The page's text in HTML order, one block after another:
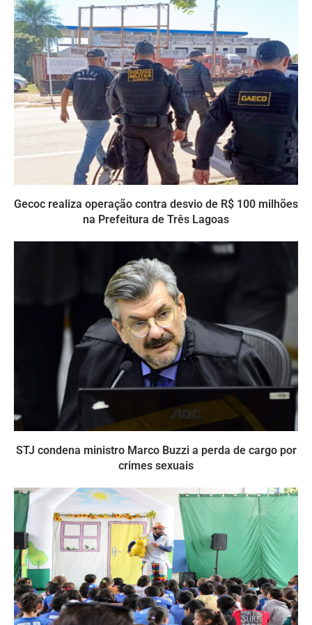
Gecoc realiza operação contra desvio de R$ 100 milhões
na Prefeitura de Três Lagoas
STJ condena ministro Marco Buzzi a perda de cargo por
crimes sexuais